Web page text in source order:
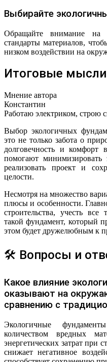
Выбирайте
Обращайте внимание на
стандарты материалов,
низком воздействии на
Итоговые мысли
Мнение автора
Константин
Работаю электриком, строю
Выбор экологичных
это не только забота о
долговечность и комфорт
помогают минимизировать
реализовать проект и
целости.
Несмотря на множество
плюсы и особенности.
строительства, учесть
такой фундамент, который
этом будет дружелюбным к
🛠 Вопросы и
Какое влияние
оказывают на
сравнению с
Экологичные
количеством вредных
энергетических затрат при
снижает негативное